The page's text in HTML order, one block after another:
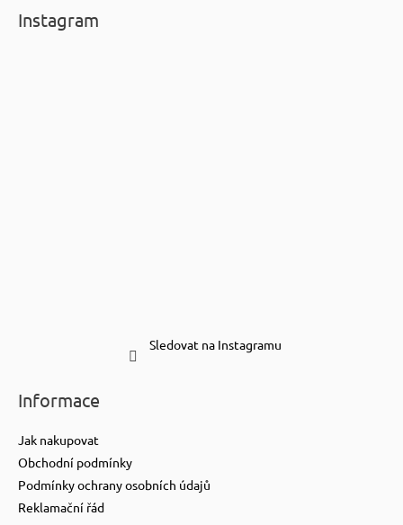
Instagram
Sledovat na Instagramu
Informace
Jak nakupovat
Obchodní podmínky
Podmínky ochrany osobních údajů
Reklamační řád